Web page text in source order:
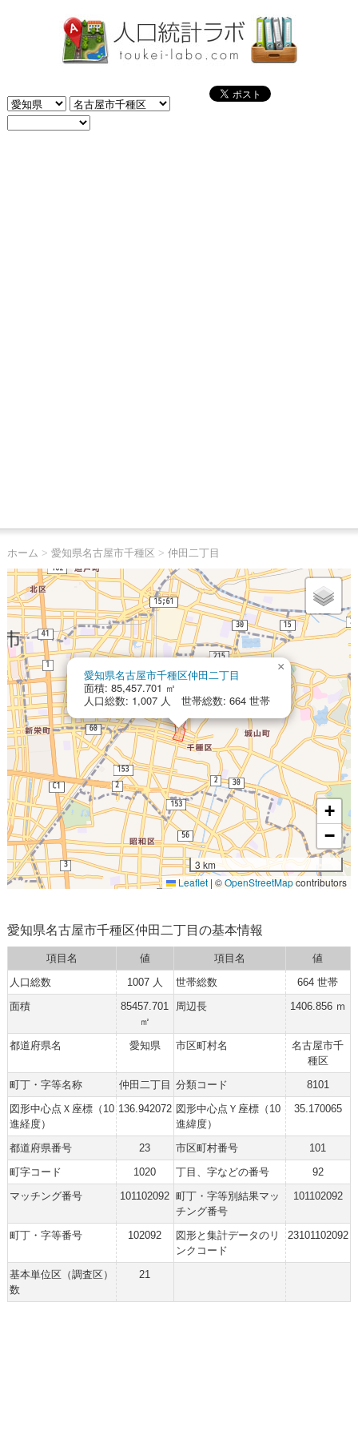
ホーム > 愛知県名古屋市千種区 > 仲田二丁目
愛知県名古屋市千種区仲田二丁目
面積: 85,457.701 ㎡
人口総数: 1,007 人 世帯総数: 664 世帯
×
+
−
3 km
Leaflet | ©OpenStreetMapcontributors
愛知県名古屋市千種区仲田二丁目の基本情報
項目名 値 項目名
値
人口総数
1007 人 世帯総数
664 世帯
面積
85457.701
㎡
周辺長 1406.856 ｍ
都道府県名 愛知県 市区町村名
名古屋市千
種区
町丁・字等名称
仲田二丁目 分類コード
8101
図形中心点Ｘ座標（10
進経度）
136.942072 図形中心点Ｙ座標（10
進緯度）
35.170065
都道府県番号 23 市区町村番号
101
町字コード
1020 丁目、字などの番号
92
マッチング番号
101102092 町丁・字等別結果マッ
チング番号
101102092
町丁・字等番号 102092
図形と集計データのリ
ンクコード
23101102092
基本単位区（調査区）
数
21